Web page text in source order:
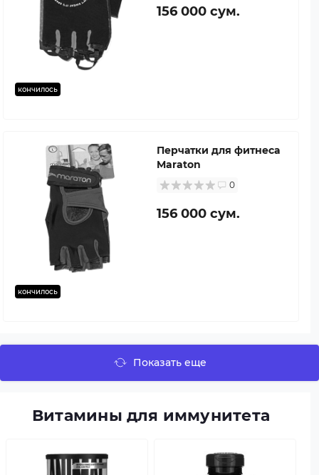
кончилось
156 000 сум.
кончилось
Перчатки для фитнеса
Maraton
0
156 000 сум.
Показать еще
Витамины для иммунитета